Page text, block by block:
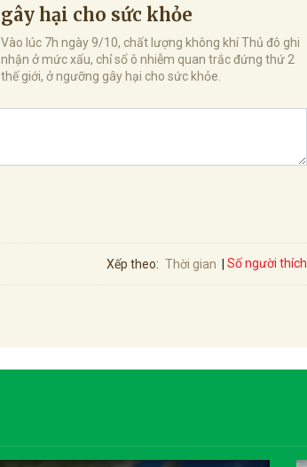
gây hại cho sức khỏe
Vào lúc 7h ngày 9/10, chất lượng không khí Thủ đô ghi
nhận ở mức xấu, chỉ số ô nhiễm quan trắc đứng thứ 2
thế giới, ở ngưỡng gây hại cho sức khỏe.
Xếp theo: Thời gian Số người thích